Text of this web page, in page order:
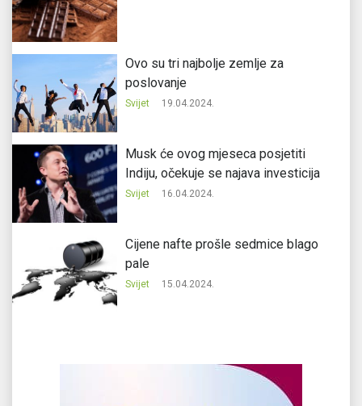
Ovo su tri najbolje zemlje za
poslovanje
Svijet 19.04.2024.
Musk će ovog mjeseca posjetiti
Indiju, očekuje se najava investicija
Svijet 16.04.2024.
Cijene nafte prošle sedmice blago
pale
Svijet 15.04.2024.